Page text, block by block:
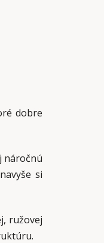
dobre
náročnú
si
ružovej